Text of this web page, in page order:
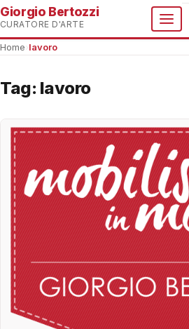
Giorgio Bertozzi
CURATORE D'ARTE
Home lavoro
Tag: lavoro